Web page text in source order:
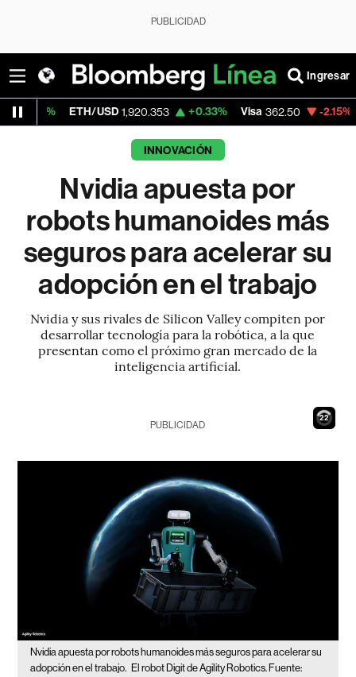
PUBLICIDAD
Ingresar
ETH/USD 1,920.353 +0.33% Visa 362.50 -2.15%
INNOVACIÓN
Nvidia apuesta por
robots humanoides más
seguros para acelerar su
adopción en el trabajo
Nvidia y sus rivales de Silicon Valley compiten por
desarrollar tecnología para la robótica, a la que
presentan como el próximo gran mercado de la
inteligencia artificial.
21
PUBLICIDAD
Nvidia apuesta por robots humanoides más seguros para acelerar su
adopción en el trabajo. El robot Digit de Agility Robotics. Fuente: